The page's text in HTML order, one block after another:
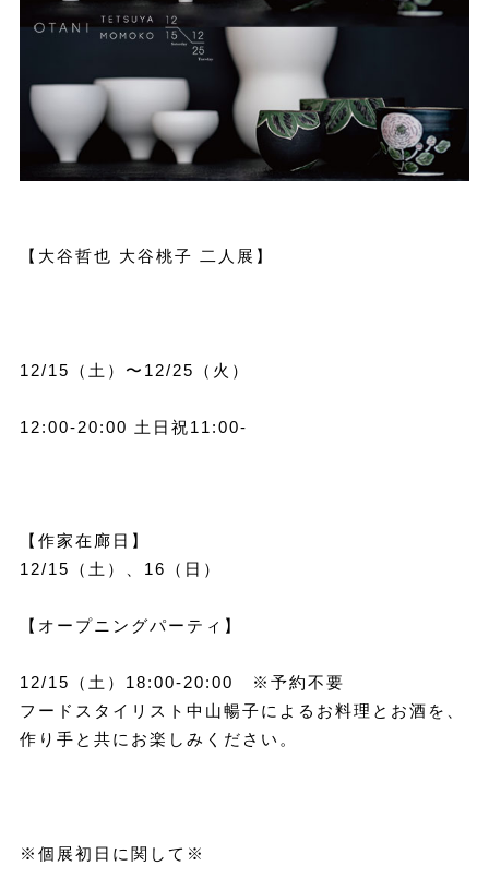
【大谷哲也 大谷桃子 二人展】
12/15（土）〜12/25（火）
12:00-20:00 土日祝11:00-
【作家在廊日】
12/15（土）、16（日）
【オープニングパーティ】
12/15（土）18:00-20:00 ※予約不要
フードスタイリスト中山暢子によるお料理とお酒を、
作り手と共にお楽しみください。
※個展初日に関して※